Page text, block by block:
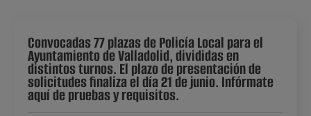
Convocadas 77 plazas de Policía Local para el
Ayuntamiento de Valladolid, divididas en
distintos turnos. El plazo de presentación de
solicitudes finaliza el día 21 de junio. Infórmate
aquí de pruebas y requisitos.